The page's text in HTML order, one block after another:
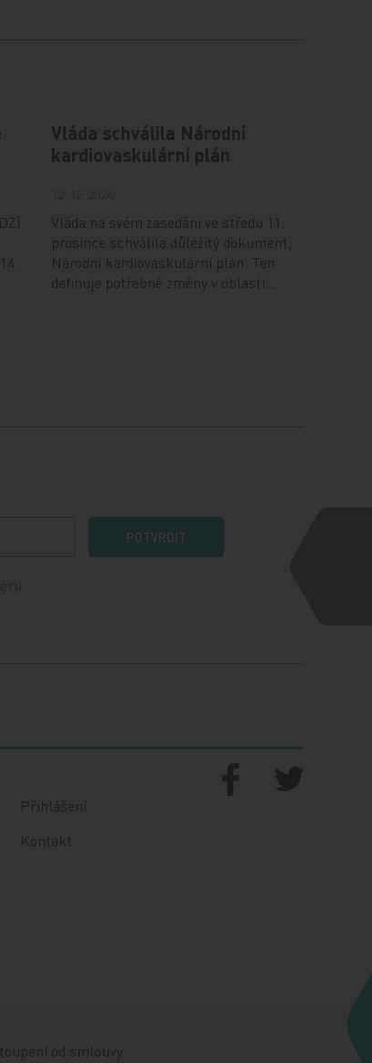
Vláda schválila Národní
kardiovaskulární plán
Vláda na svém zasedání ve středu 11.
prosince schválila důležitý dokument,
Národní kardiovaskulární plán. Ten
definuje potřebné změny v oblasti…
POTVRDIT
Přihlášení
Kontakt
od smlouvy